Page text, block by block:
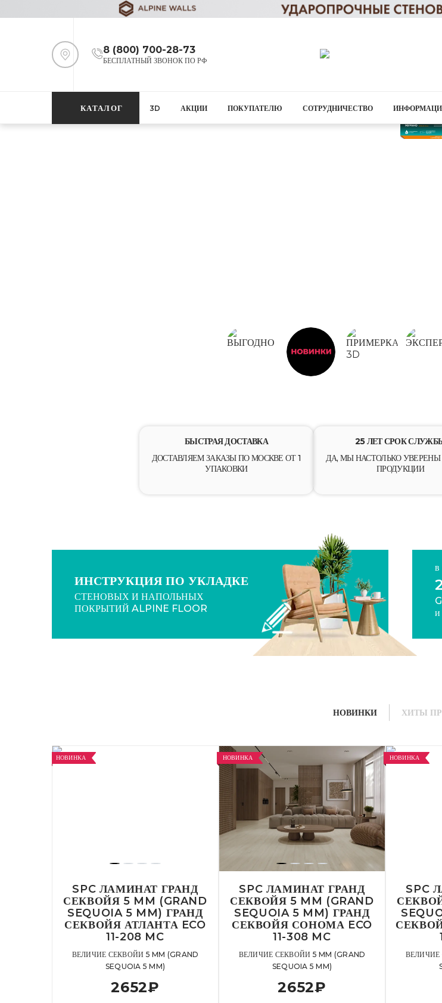
8 (800) 700-28-73
БЕСПЛАТНЫЙ ЗВОНОК ПО РФ
КАТАЛОГ 3D АКЦИИ ПОКУПАТЕЛЮ СОТРУДНИЧЕСТВО
БЫСТРАЯ ДОСТАВКА
ДОСТАВЛЯЕМ ЗАКАЗЫ ПО МОСКВЕ ОТ 1
УПАКОВКИ
25 ЛЕТ СРОК
ДА, МЫ НАСТОЛЬКО УВЕРЕНЫ
ПРОДУКЦИИ
ИНСТРУКЦИЯ ПО УКЛАДКЕ
СТЕНОВЫХ И НАПОЛЬНЫХ
ПОКРЫТИЙ ALPINE FLOOR
в
НОВИНКИ ХИТЫ
НОВИНКА
SPC ЛАМИНАТ ГРАНД
СЕКВОЙЯ 5 MM (GRAND
SEQUOIA 5 MM) ГРАНД
СЕКВОЙЯ АТЛАНТА ECO
11-208 MC
ВЕЛИЧИЕ СЕКВОЙИ 5 MM (GRAND
SEQUOIA 5 MM)
2652₽
НОВИНКА
SPC ЛАМИНАТ ГРАНД
СЕКВОЙЯ 5 MM (GRAND
SEQUOIA 5 MM) ГРАНД
СЕКВОЙЯ СОНОМА ECO
11-308 MC
ВЕЛИЧИЕ СЕКВОЙИ 5 MM (GRAND
SEQUOIA 5 MM)
2652₽
НОВИНКА
SPC
ВЕЛИЧИЕ